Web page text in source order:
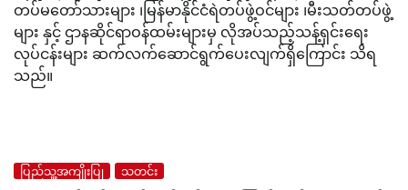
တပ်မတော်သားများ ၊မြန်မာနိုင်ငံရဲတပ်ဖွဲ့ဝင်များ ၊မီးသတ်တပ်ဖွဲ့
များ နှင့် ဌာနဆိုင်ရာဝန်ထမ်းများမှ လိုအပ်သည့်သန့်ရှင်းရေး
လုပ်ငန်းများ ဆက်လက်ဆောင်ရွက်ပေးလျက်ရှိကြောင်း သိရ
သည်။
ပြည်သူ့အကျိုးပြု သတင်း